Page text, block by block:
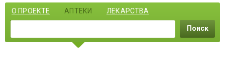
О ПРОЕКТЕ АПТЕКИ ЛЕКАРСТВА
Поиск